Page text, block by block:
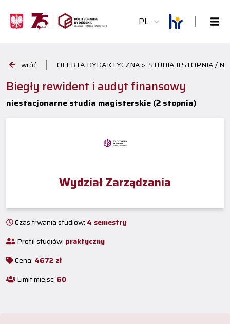
PL
wróć OFERTA DYDAKTYCZNA > STUDIA II STOPNIA /
Biegły rewident i audyt finansowy
niestacjonarne studia magisterskie (2 stopnia)
Wydział Zarządzania
Czas trwania studiów: 4 semestry
Profil studiów: praktyczny
Cena: 4672 zł
Limit miejsc: 60